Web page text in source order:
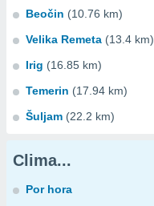
Beočin (10.76 km)
Velika Remeta (13.4 km)
Irig (16.85 km)
Temerin (17.94 km)
Šuljam (22.2 km)
Clima...
Por hora